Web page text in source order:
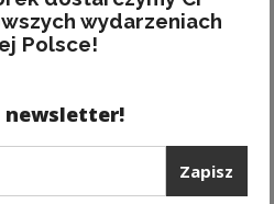
SIĘ NA NEWSLETTER
wydarzeniach
Polsce!
newsletter!
Zapisz